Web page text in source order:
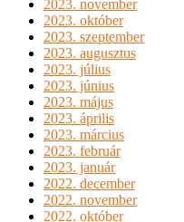
2023. november
2023. október
2023. szeptember
2023. augusztus
2023. július
2023. június
2023. május
2023. április
2023. március
2023. február
2023. január
2022. december
2022. november
2022. október